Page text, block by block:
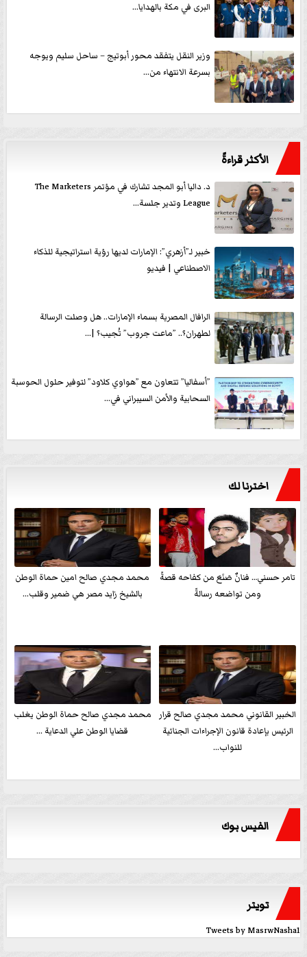
البرى في مكة بالهدايا...
وزير النقل يتفقد محور أبوتيج – ساحل سليم ويوجه
بسرعة الانتهاء من...
الأكثر قراءةً
د. داليا أبو المجد تشارك في مؤتمر The Marketers
League وتدير جلسة...
خبير لـ”أزهري”: الإمارات لديها رؤية استراتيجية للذكاء
الاصطناعي | فيديو
الرافال المصرية بسماء الإمارات.. هل وصلت الرسالة
لطهران؟.. ”ماعت جروب” تُجيب؟ |...
”أسفاليا” تتعاون مع ”هواوي كلاود” لتوفير حلول الحوسبة
السحابية والأمن السيبراني في...
اخترنا لك
تامر حسني… فنانٌ صَنَعَ من كفاحه قصةً
ومن تواضعه رسالةً
محمد مجدي صالح امين حماة الوطن
بالشيخ زايد مصر هي ضمير وقلب...
الخبير القانوني محمد مجدي صالح قرار
الرئيس بإعادة قانون الإجراءات الجنائية
للنواب...
محمد مجدي صالح حماة الوطن يغلب
قضايا الوطن علي الدعاية ...
الفيس بوك
تويتر
Tweets by MasrwNasha1